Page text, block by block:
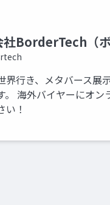
BorderTech（ボ
界行き、メタバース展
。 海外バイヤーにオ
い！